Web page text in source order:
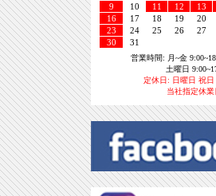
9
10 11 12 13
16
17 18 19 20
23
24 25 26 27
30
31
営業時間: 月~金
土曜日
定休日: 日曜日 祝日
当社指定休業